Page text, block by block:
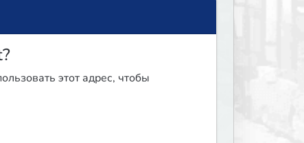
этот адрес, чтобы